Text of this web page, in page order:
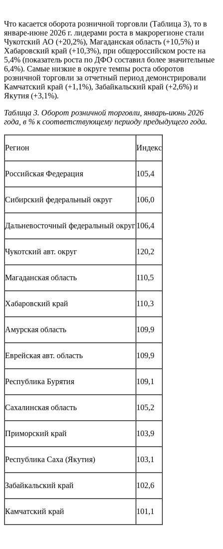
Что касается оборота розничной торговли (Таблица 3), то в
январе-июне 2026 г. лидерами роста в макрорегионе стали
Чукотский АО (+20,2%), Магаданская область (+10,5%) и
Хабаровский край (+10,3%), при общероссийском росте на
5,4% (показатель роста по ДФО составил более значительные
6,4%). Самые низкие в округе темпы роста оборотов
розничной торговли за отчетный период демонстрировали
Камчатский край (+1,1%), Забайкальский край (+2,6%) и
Якутия (+3,1%).
Таблица 3. Оборот розничной торговли, январь-июнь 2026
года, в % к соответствующему периоду предыдущего года.
Регион Индекс
Российская Федерация 105,4
Сибирский федеральный округ 106,0
Дальневосточный федеральный округ106,4
Чукотский авт. округ 120,2
Магаданская область 110,5
Хабаровский край 110,3
Амурская область 109,9
Еврейская авт. область 109,9
Республика Бурятия 109,1
Сахалинская область 105,2
Приморский край 103,9
Республика Саха (Якутия) 103,1
Забайкальский край 102,6
Камчатский край 101,1